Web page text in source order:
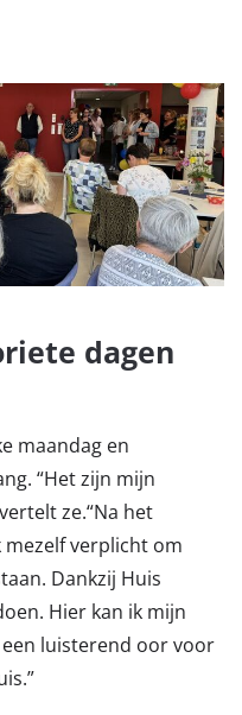
dagen
maandag en
“Het zijn mijn
ze.“Na het
verplicht om
Dankzij Huis
Hier kan ik mijn
luisterend oor voor